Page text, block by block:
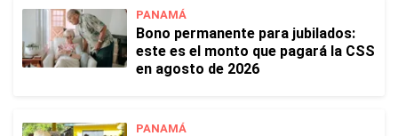
PANAMÁ
Bono permanente para jubilados:
este es el monto que pagará la CSS
en agosto de 2026
PANAMÁ